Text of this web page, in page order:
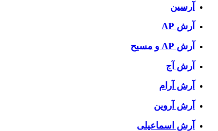
آرسین
آرش AP
آرش AP و مسیح
آرش آج
آرش آرام
آرش آروین
آرش اسماعیلی